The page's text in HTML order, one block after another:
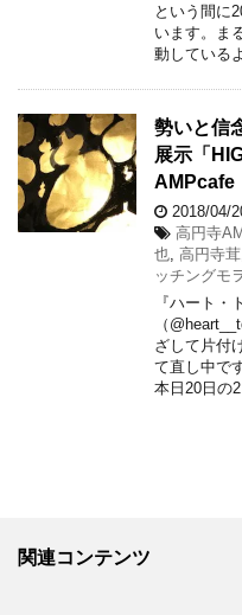
という間に
います。ま
動している
勢いと信
展示「
AMPcafe
2018/04/
高円寺
也 高円寺茸
ッチングモ
『ハート・
（
ざして片付
て直し中で
本日20日の
関連コンテンツ